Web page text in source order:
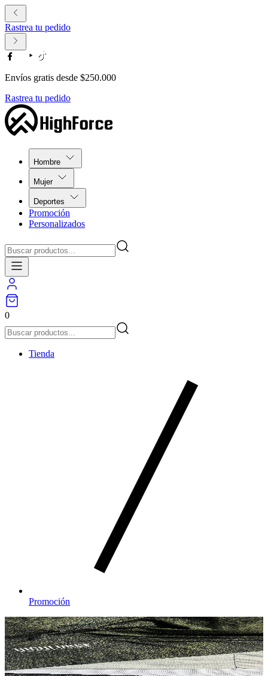
Rastrea tu pedido
Envíos gratis desde $250.000
Rastrea tu pedido
Hombre
Mujer
Deportes
Promoción
Personalizados
0
Tienda
Promoción